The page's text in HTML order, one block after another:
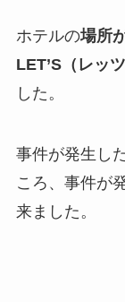
ホテルの場所
LET’S（レッ
した。
事件が発生し
ころ、事件が
来ました。